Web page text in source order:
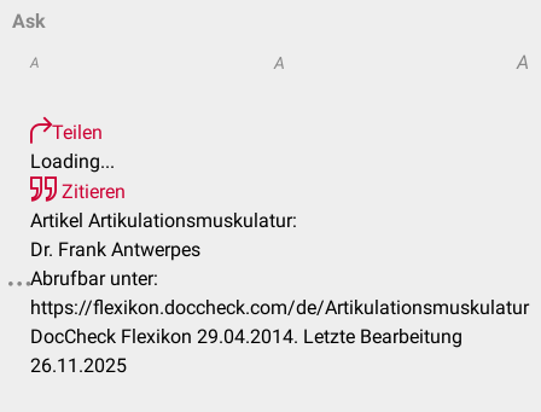
Ask
A A A
Teilen
Loading...
Zitieren
Artikel Artikulationsmuskulatur:
Dr. Frank Antwerpes
Abrufbar unter:
https://flexikon.doccheck.com/de/Artikulationsmuskulatur
DocCheck Flexikon 29.04.2014. Letzte Bearbeitung
26.11.2025